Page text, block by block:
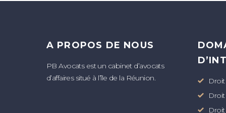
A PROPOS DE NOUS
PB Avocats est un cabinet d’avocats
d’affaires situé à l’île de la Réunion.
Droit
Droit